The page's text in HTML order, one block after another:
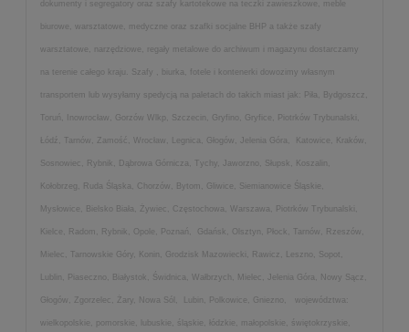
dokumenty i segregatory oraz szafy kartotekowe na teczki zawieszkowe, meble
biurowe, warsztatowe, medyczne oraz szafki socjalne BHP a także szafy
warsztatowe, narzędziowe, regały metalowe do archiwum i magazynu dostarczamy
na terenie całego kraju. Szafy , biurka, fotele i kontenerki dowozimy własnym
transportem lub wysyłamy spedycją na paletach do takich miast jak: Piła, Bydgoszcz,
Toruń, Inowrocław, Gorzów Wlkp, Szczecin, Gryfino, Gryfice, Piotrków Trybunalski,
Łódź, Tarnów, Zamość, Wrocław, Legnica, Głogów, Jelenia Góra, Katowice, Kraków,
Sosnowiec, Rybnik, Dąbrowa Górnicza, Tychy, Jaworzno, Słupsk, Koszalin,
Kołobrzeg, Ruda Śląska, Chorzów, Bytom, Gliwice, Siemianowice Śląskie,
Mysłowice, Bielsko Biała, Żywiec, Częstochowa, Warszawa, Piotrków Trybunalski,
Kielce, Radom, Rybnik, Opole, Poznań, Gdańsk, Olsztyn, Płock, Tarnów, Rzeszów,
Mielec, Tarnowskie Góry, Konin, Grodzisk Mazowiecki, Rawicz, Leszno, Sopot,
Lublin, Piaseczno, Białystok, Świdnica, Wałbrzych, Mielec, Jelenia Góra, Nowy Sącz,
Głogów, Zgorzelec, Żary, Nowa Sól, Lubin, Polkowice, Gniezno, województwa:
wielkopolskie, pomorskie, lubuskie, śląskie, łódzkie, małopolskie, świętokrzyskie,